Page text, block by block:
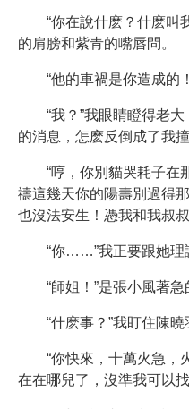
“你在說什麽？什麽叫
的肩膀和紫青的嘴唇問。
“他的車禍是你造成的
“我？”我眼睛瞪得老
的消息，怎麽反倒成了我
“哼，你別貓哭耗子在
禱這幾天你的陽壽別過得
也沒法安生！憑我和我叔
“你……”我正要跟她理
“師姐！”是張小風著急
“什麽事？”我盯住陳曉
“你快來，十萬火急，
在在哪兒了，沒準我可以